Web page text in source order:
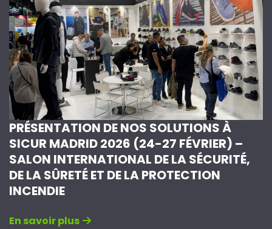
PRÉSENTATION DE NOS SOLUTIONS À
SICUR MADRID 2026 (24-27 FÉVRIER) –
SALON INTERNATIONAL DE LA SÉCURITÉ,
DE LA SÛRETÉ ET DE LA PROTECTION
INCENDIE
En savoir plus